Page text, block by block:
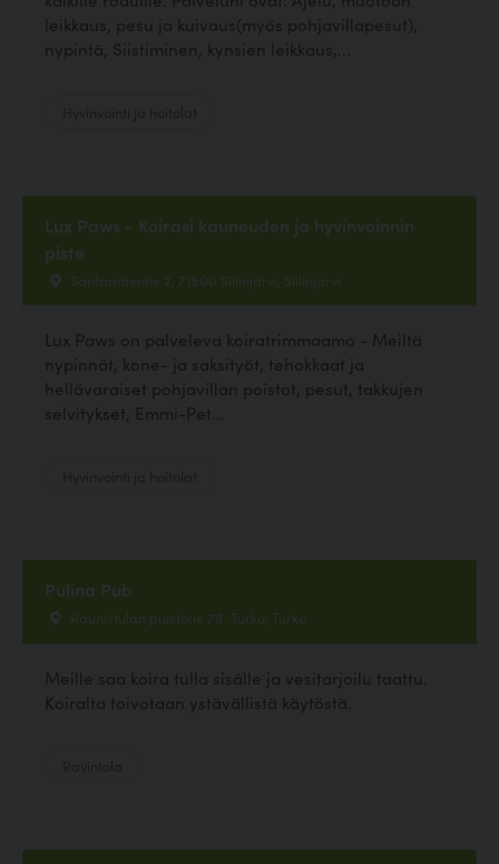
leikkaus, pesu ja kuivaus(myös pohjavillapesut),
nypintä, Siistiminen, kynsien leikkaus,...
Lux Paws - Koirasi kauneuden ja hyvinvoinnin
piste
Santamäentie 2, 71800 Siilinjärvi, Siilinjärvi
Lux Paws on palveleva koiratrimmaamo - Meiltä
nypinnät, kone- ja saksityöt, tehokkaat ja
hellävaraiset pohjavillan poistot, pesut, takkujen
selvitykset, Emmi-Pet...
Pulina Pub
Raunistulan puistotie 78, Turku, Turku
Meille saa koira tulla sisälle ja vesitarjoilu taattu.
Koiralta toivotaan ystävällistä käytöstä.